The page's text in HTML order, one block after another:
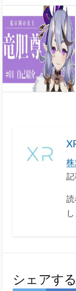
株
記
し
シェアする